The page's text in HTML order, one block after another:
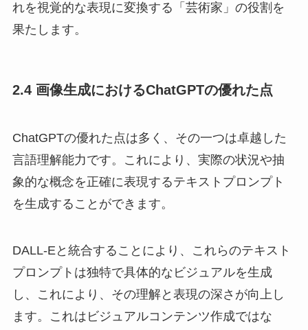
れを視覚的な表現に変換する「芸術家」の役割を
果たします。
2.4 画像生成におけるChatGPTの優れた点
ChatGPTの優れた点は多く、その一つは卓越した
言語理解能力です。これにより、実際の状況や抽
象的な概念を正確に表現するテキストプロンプト
を生成することができます。
DALL-Eと統合することにより、これらのテキスト
プロンプトは独特で具体的なビジュアルを生成
し、これにより、その理解と表現の深さが向上し
ます。これはビジュアルコンテンツ作成ではな